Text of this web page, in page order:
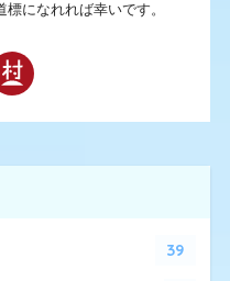
になれれば幸いです。
39